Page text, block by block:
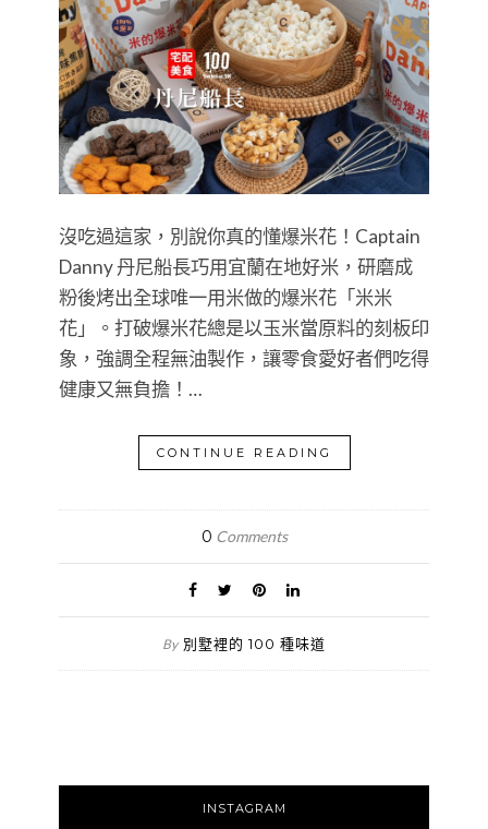
沒吃過這家，別說你真的懂爆米花！Captain
Danny 丹尼船長巧用宜蘭在地好米，研磨成
粉後烤出全球唯一用米做的爆米花「米米
花」。打破爆米花總是以玉米當原料的刻板印
象，強調全程無油製作，讓零食愛好者們吃得
健康又無負擔！…
CONTINUE READING
0 Comments
By 別墅裡的 100 種味道
INSTAGRAM